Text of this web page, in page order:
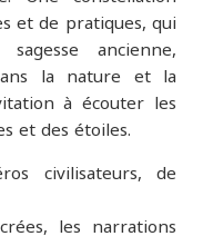
et de pratiques, qui
ancienne,
la nature et la
à écouter les
et des étoiles.
civilisateurs, de
les narrations